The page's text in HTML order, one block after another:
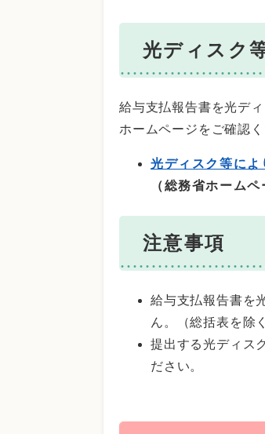
光ディスク
給与支払報告書を光デ
ホームページをご確認く
光ディスク等に
（総務省ホームペ
注意事項
給与支払報告書を
ん。（総括表を除
提出する光ディス
ださい。